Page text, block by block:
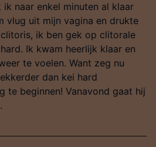
naar enkel minuten al klaar
vlug uit mijn vagina en drukte
ik ben gek op clitorale
Ik kwam heerlijk klaar en
te voelen. Want zeg nu
dan kei hard
te beginnen! Vanavond gaat hij